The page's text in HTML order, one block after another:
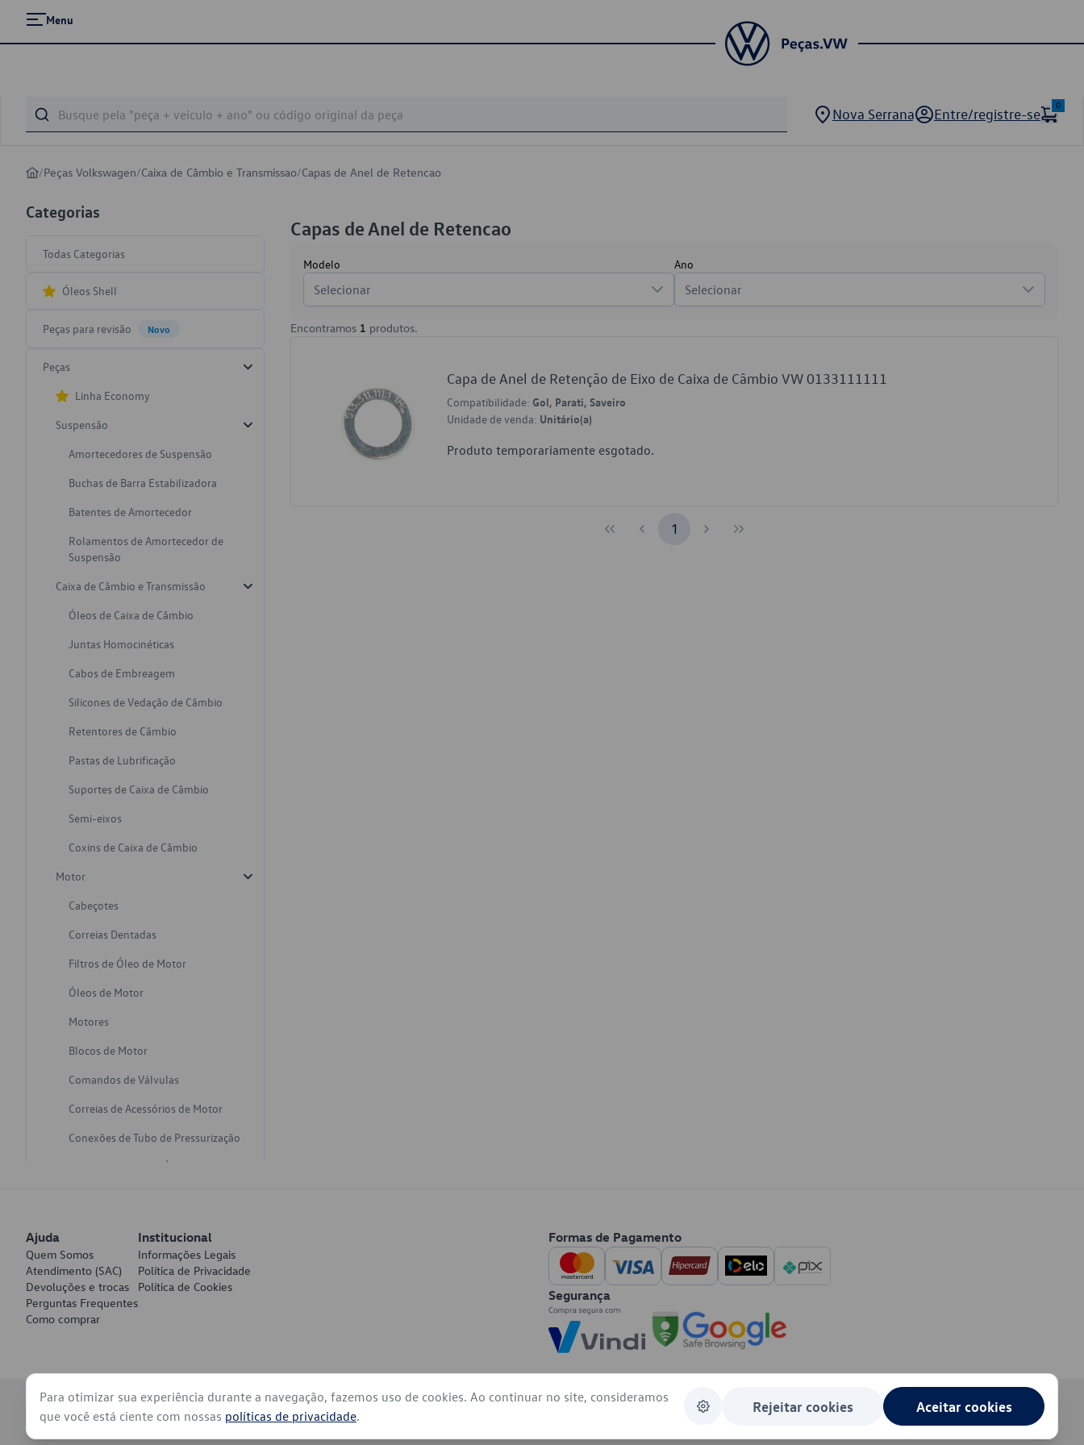
Menu
Nova Serrana Entre/registre-se
0
/Peças Volkswagen/Caixa de Câmbio e Transmissao/Capas de Anel de Retencao
Categorias
Todas Categorias
Óleos Shell
Peças para revisão Novo
Peças
Linha Economy
Suspensão
Amortecedores de Suspensão
Buchas de Barra Estabilizadora
Batentes de Amortecedor
Rolamentos de Amortecedor de
Suspensão
Caixa de Câmbio e Transmissão
Óleos de Caixa de Câmbio
Juntas Homocinéticas
Cabos de Embreagem
Silicones de Vedação de Câmbio
Retentores de Câmbio
Pastas de Lubrificação
Suportes de Caixa de Câmbio
Semi-eixos
Coxins de Caixa de Câmbio
Motor
Cabeçotes
Correias Dentadas
Filtros de Óleo de Motor
Óleos de Motor
Motores
Blocos de Motor
Comandos de Válvulas
Correias de Acessórios de Motor
Conexões de Tubo de Pressurização
Varetas de Nivel de Óleo
Discos de Freio
Juntas de Bomba de Vácuo
Mangueiras de Vácuo de Servo
Pratos de Disco de Freio
Travas de Pastilha de Freio
Capas de Anel de Retencao
Modelo
Selecionar
Ano
Selecionar
Encontramos 1 produtos.
Capa de Anel de Retenção de Eixo de Caixa de Câmbio VW 0133111111
Compatibilidade: Gol, Parati, Saveiro
Unidade de venda: Unitário(a)
Produto temporariamente esgotado.
1
Ajuda
Quem Somos
Atendimento (SAC)
Devoluções e trocas
Perguntas Frequentes
Como comprar
Institucional
Informações Legais
Política de Privacidade
Política de Cookies
Formas de Pagamento
Segurança
© 2026 - Volkswagen do Brasil - Todos os direitos reservados
Para otimizar sua experiência durante a navegação, fazemos uso de cookies. Ao continuar no site, consideramos
que você está ciente com nossas políticas de privacidade.
Rejeitar cookies Aceitar cookies